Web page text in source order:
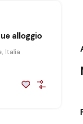
alloggio
Italia